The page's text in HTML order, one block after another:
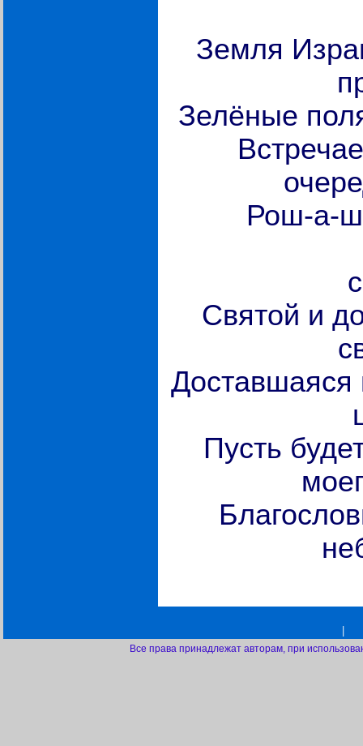
Земля
Зелёные
Рош-а-
Святой и
Доставшаяся
Пусть
Все права принадлежат авторам, при